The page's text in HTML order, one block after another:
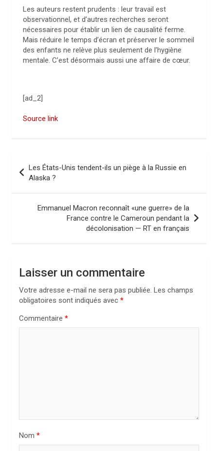
Les auteurs restent prudents : leur travail est
observationnel, et d’autres recherches seront
nécessaires pour établir un lien de causalité ferme.
Mais réduire le temps d’écran et préserver le sommeil
des enfants ne relève plus seulement de l’hygiène
mentale. C’est désormais aussi une affaire de cœur.
[ad_2]
Source link
v
Les États-Unis tendent-ils un piège à la Russie en
Alaska ?
Emmanuel Macron reconnaît «une guerre» de la
France contre le Cameroun pendant la
décolonisation — RT en français
Laisser un commentaire
Votre adresse e-mail ne sera pas publiée. Les champs
obligatoires sont indiqués avec *
Commentaire *
Nom *